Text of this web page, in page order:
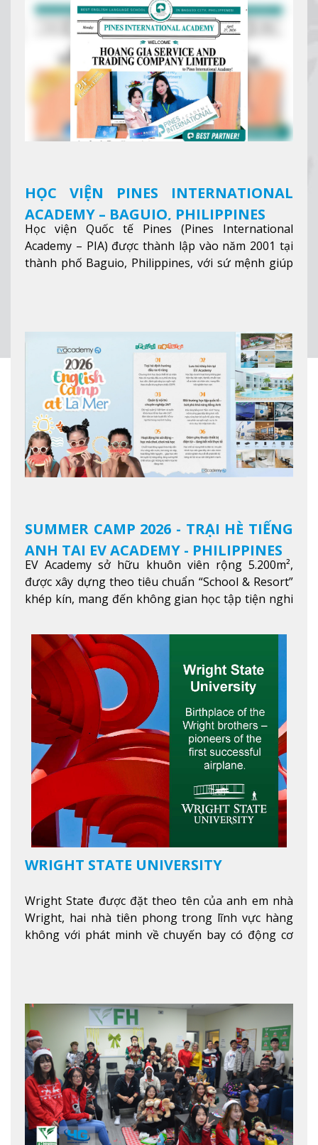
HỌC VIỆN PINES INTERNATIONAL
ACADEMY – BAGUIO, PHILIPPINES
Học viện Quốc tế Pines (Pines International
Academy – PIA) được thành lập vào năm 2001 tại
thành phố Baguio, Philippines, với sứ mệnh giúp
SUMMER CAMP 2026 - TRẠI HÈ TIẾNG
ANH TẠI EV ACADEMY - PHILIPPINES
EV Academy sở hữu khuôn viên rộng 5.200m²,
được xây dựng theo tiêu chuẩn “School & Resort”
khép kín, mang đến không gian học tập tiện nghi
ích hiện đạXem thêm
WRIGHT STATE UNIVERSITY
Wright State được đặt theo tên của anh em nhà
Wright, hai nhà tiên phong trong lĩnh vực hàng
không với phát minh về chuyến bay có động cơ